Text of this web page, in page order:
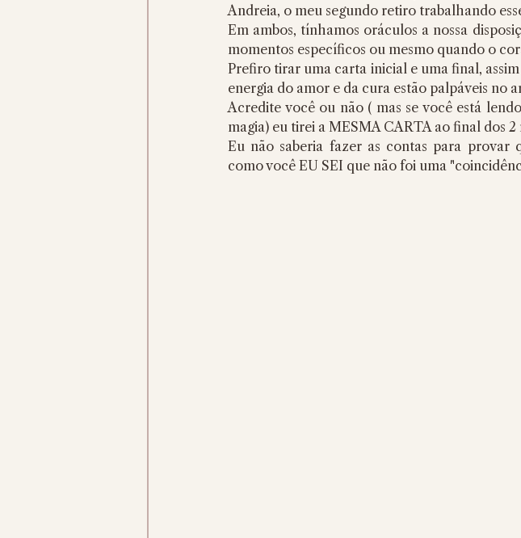
Andreia, o meu segundo retiro trabalhando
Em ambos, tínhamos oráculos a nossa
momentos específicos ou mesmo quando o
Prefiro tirar uma carta inicial e uma final,
energia do amor e da cura estão palpáveis no
Acredite você ou não ( mas se você está
magia) eu tirei a MESMA CARTA ao final dos 2
Eu não saberia fazer as contas para provar
como você EU SEI que não foi uma